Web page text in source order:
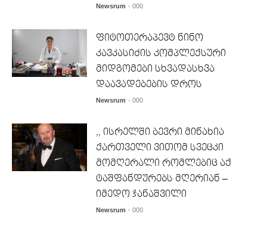
Newsrum - 000
ფიტოთერაპევტ ნინო
კავკასიძის კომპლექსური
მიდგომები სხვადასხვა
დაავადებების დროს
Newsrum - 000
,, ისრელში ბევრი მინახია
ქართველი ვითომ სვეცკი
მომღერალი რომლებიც აქ
ტაშფანდურებს მღერიან –
იმედო ჯანაშვილი
Newsrum - 000